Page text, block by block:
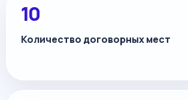
10
Количество договорных мест